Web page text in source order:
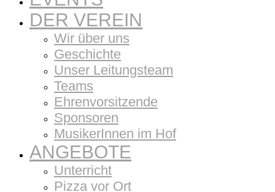
DER VEREIN
Wir über uns
Geschichte
Unser Leitungsteam
Teams
Ehrenvorsitzende
Sponsoren
MusikerInnen im Hof
ANGEBOTE
Unterricht
Pizza vor Ort